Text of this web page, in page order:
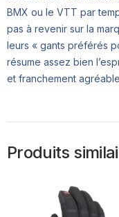
BMX ou le VTT par
pas à revenir sur la
leurs « gants préférés
résume assez bien
et franchement
Produits